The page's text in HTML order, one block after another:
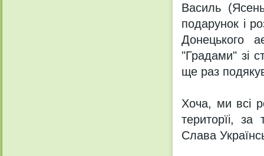
Василь
подарунок і
Донецького
"Градами" зі
ще раз
Хоча, ми всі
територїі,
Слава